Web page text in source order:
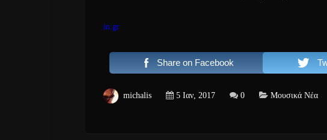
in.gr
Share on Facebook
michalis 5 Ιαν, 2017 0 Μουσικά Νέα